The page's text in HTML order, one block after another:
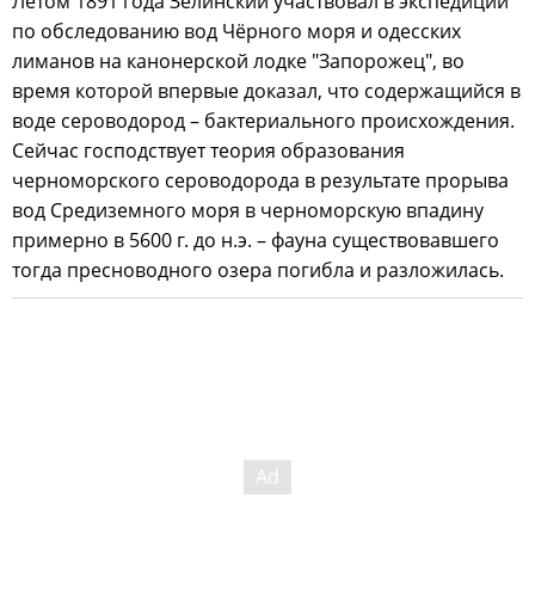
по обследованию вод Чёрного моря и одесских
лиманов на канонерской лодке "Запорожец", во
время которой впервые доказал, что содержащийся в
воде сероводород – бактериального происхождения.
Сейчас господствует теория образования
черноморского сероводорода в результате прорыва
вод Средиземного моря в черноморскую впадину
примерно в 5600 г. до н.э. – фауна существовавшего
тогда пресноводного озера погибла и разложилась.